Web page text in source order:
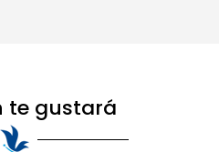
te gustará